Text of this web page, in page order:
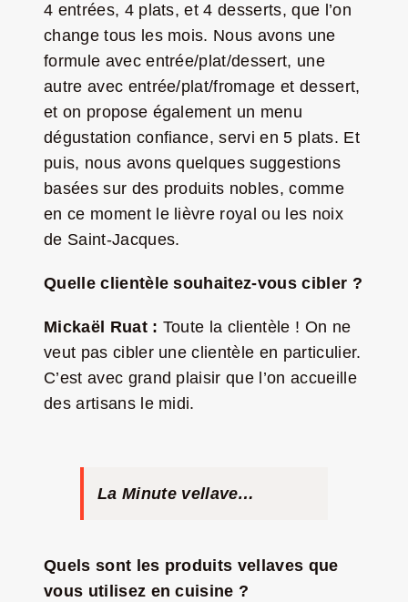
4 entrées, 4 plats, et 4 desserts, que l’on
change tous les mois. Nous avons une
formule avec entrée/plat/dessert, une
autre avec entrée/plat/fromage et dessert,
et on propose également un menu
dégustation confiance, servi en 5 plats. Et
puis, nous avons quelques suggestions
basées sur des produits nobles, comme
en ce moment le lièvre royal ou les noix
de Saint-Jacques.
Quelle clientèle souhaitez-vous cibler ?
Mickaël Ruat : Toute la clientèle ! On ne
veut pas cibler une clientèle en particulier.
C’est avec grand plaisir que l’on accueille
des artisans le midi.
La Minute vellave…
Quels sont les produits vellaves que
vous utilisez en cuisine ?